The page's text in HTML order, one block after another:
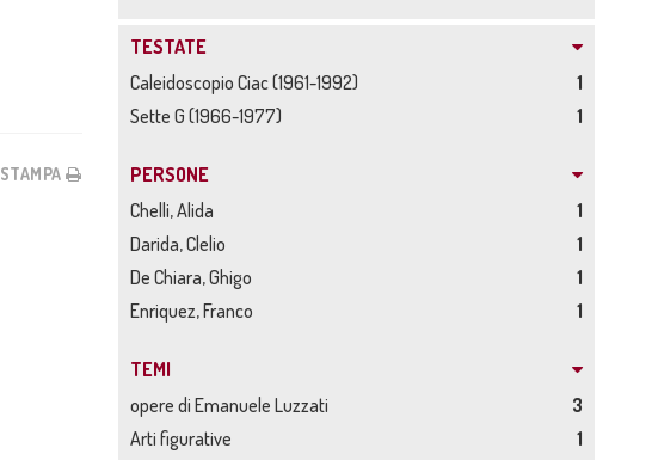
STAMPA
TESTATE
Caleidoscopio Ciac (1961-1992)
1
Sette G (1966-1977)
1
PERSONE
Chelli, Alida
1
Darida, Clelio
1
De Chiara, Ghigo
1
Enriquez, Franco
1
TEMI
opere di Emanuele Luzzati
3
Arti figurative
1